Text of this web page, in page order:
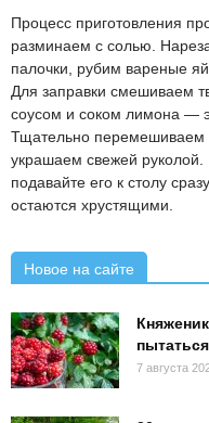
Процесс приготовления
разминаем с солью.
палочки, рубим вареные
Для заправки смешиваем
соусом и соком лимона —
Тщательно перемешиваем
украшаем свежей
подавайте его к столу
остаются хрустящими.
Новое на сайте
7 августа